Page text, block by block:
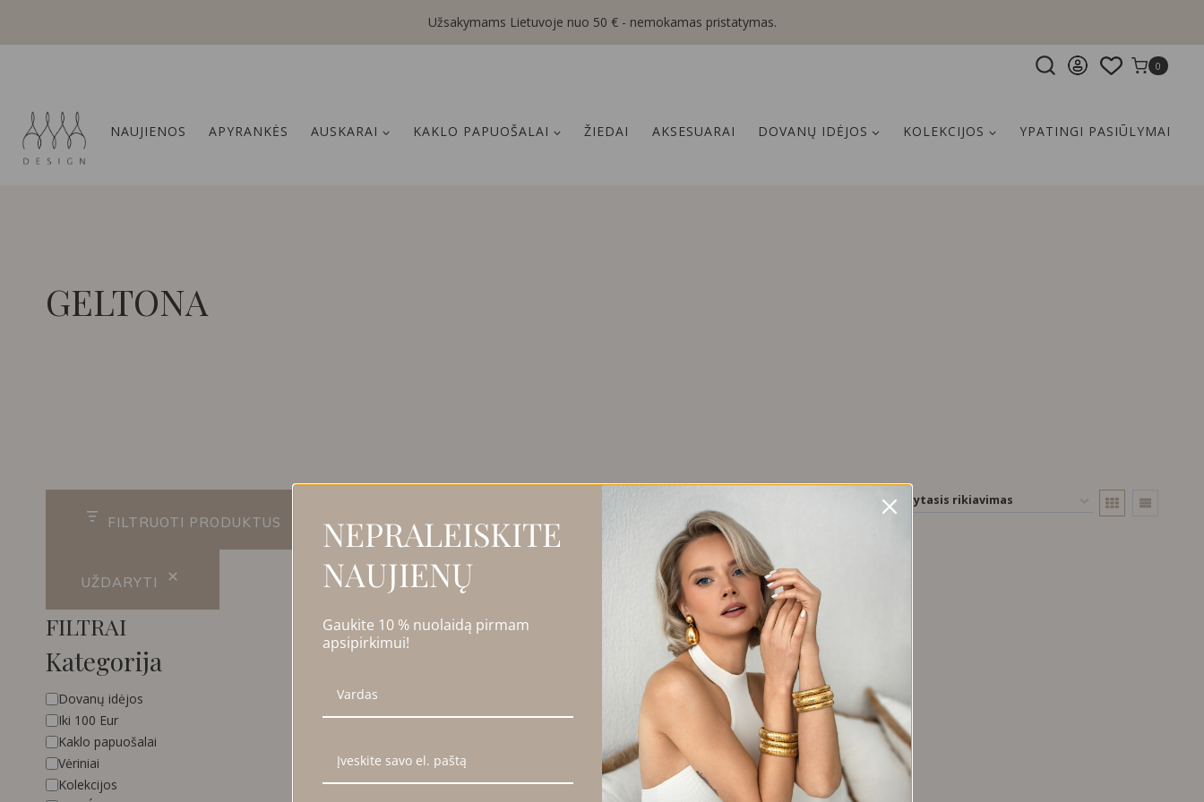
content
Užsakymams Lietuvoje nuo 50 € - nemokamas pristatymas.
0
NAUJIENOS APYRANKĖS AUSKARAI KAKLO PAPUOŠALAI ŽIEDAI AKSESUARAI DOVANŲ IDĖJOS KOLEKCIJOS YPATINGI PASIŪLYMAI
GELTONA
FILTRUOTI PRODUKTUS
UŽDARYTI
FILTRAI
Kategorija
Kategorija
Dovanų idėjos
Iki 100 Eur
Kaklo papuošalai
Vėriniai
Kolekcijos
NEPRALEISKITE
NAUJIENŲ
Gaukite 10 % nuolaidą pirmam
apsipirkimui!